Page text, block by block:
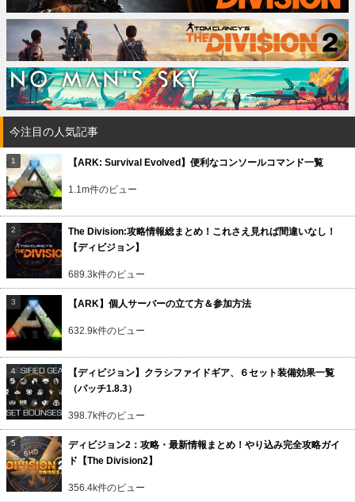
今注目の人気記事
【ARK: Survival Evolved】便利なコンソールコマンド一覧
1.1m件のビュー
The Division:攻略情報総まとめ！これさえ見れば間違いなし！
【ディビジョン】
689.3k件のビュー
【ARK】個人サーバーの立て方＆参加方法
632.9k件のビュー
【ディビジョン】クラシファイドギア、６セット装備効果一覧
（パッチ1.8.3）
398.7k件のビュー
ディビジョン2：攻略・最新情報まとめ！やり込み完全攻略ガイ
ド【The Division2】
356.4k件のビュー